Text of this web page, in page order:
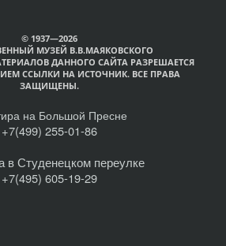
© 1937—2026
МУЗЕЙ В.В.МАЯКОВСКОГО
ДАННОГО САЙТА РАЗРЕШАЕТСЯ
ССЫЛКИ НА ИСТОЧНИК. ВСЕ ПРАВА
ЗАЩИЩЕНЫ.
на Большой Пресне
+7(499) 255-01-86
в Студенецком переулке
+7(495) 605-19-29